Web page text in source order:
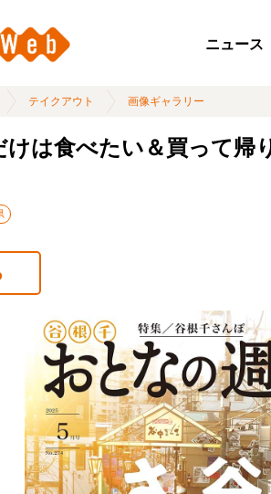
ニュース
テイクアウト 画像ギャラリー
けは食べたい＆買って